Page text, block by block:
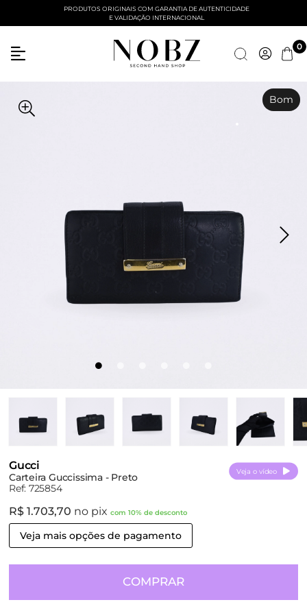
Entre com email ou cpf/cnpj
PRODUTOS ORIGINAIS COM GARANTIA DE AUTENTICIDADE
E VALIDAÇÃO INTERNACIONAL
0
Bom
Gucci
Carteira Guccissima - Preto
Ref: 725854
Veja o vídeo
R$ 1.703,70 no pix com 10% de desconto
Veja mais opções de pagamento
COMPRAR